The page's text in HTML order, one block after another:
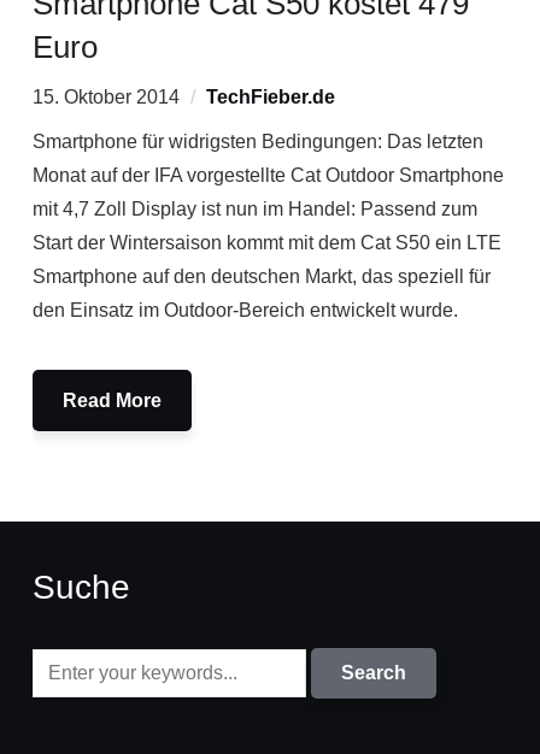
Euro
15. Oktober 2014 TechFieber.de
Smartphone für widrigsten Bedingungen: Das letzten
Monat auf der IFA vorgestellte Cat Outdoor Smartphone
mit 4,7 Zoll Display ist nun im Handel: Passend zum
Start der Wintersaison kommt mit dem Cat S50 ein LTE
Smartphone auf den deutschen Markt, das speziell für
den Einsatz im Outdoor-Bereich entwickelt wurde.
Read More
Suche